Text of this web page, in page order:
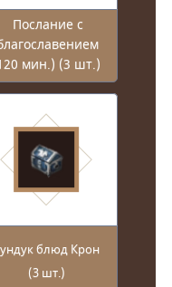
Послание с
мин.) (3 шт.)
блюд Крон
(3 шт.)